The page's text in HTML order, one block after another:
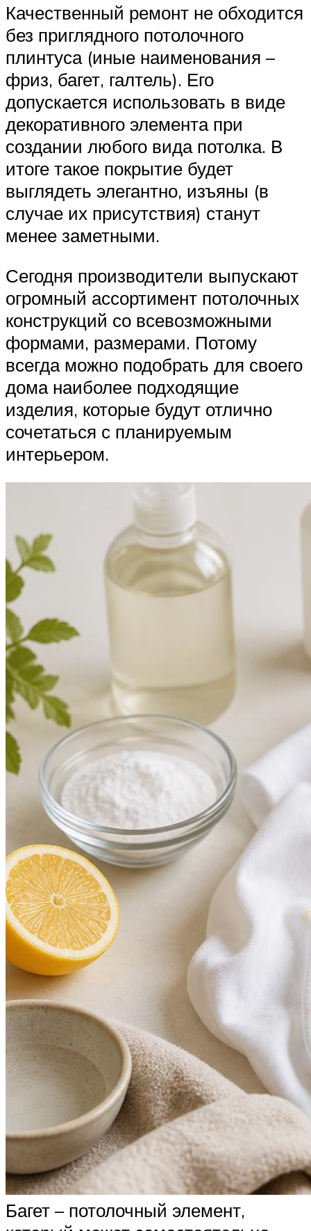
Качественный ремонт не обходится
без приглядного потолочного
плинтуса (иные наименования –
фриз, багет, галтель). Его
допускается использовать в виде
декоративного элемента при
создании любого вида потолка. В
итоге такое покрытие будет
выглядеть элегантно, изъяны (в
случае их присутствия) станут
менее заметными.
Сегодня производители выпускают
огромный ассортимент потолочных
конструкций со всевозможными
формами, размерами. Потому
всегда можно подобрать для своего
дома наиболее подходящие
изделия, которые будут отлично
сочетаться с планируемым
интерьером.
Багет – потолочный элемент,